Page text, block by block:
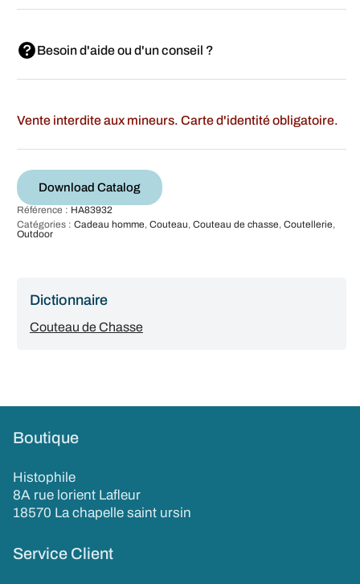
Besoin d'aide ou d'un conseil ?
Vente interdite aux mineurs. Carte d'identité obligatoire.
Download Catalog
Référence : HA83932
Catégories : Cadeau homme, Couteau, Couteau de chasse, Coutellerie,
Outdoor
Dictionnaire
Couteau de Chasse
Boutique
Histophile
8A rue lorient Lafleur
18570 La chapelle saint ursin
Service Client